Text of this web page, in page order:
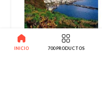
Recuerda La Palma
INICIO 700 PRODUCTOS